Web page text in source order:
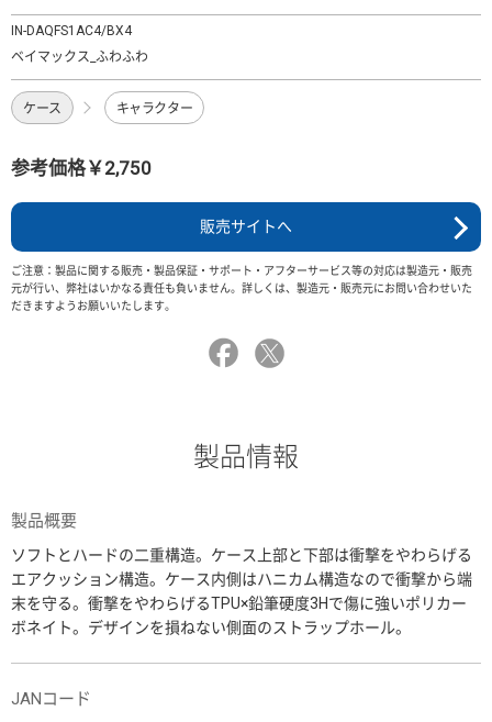
IN-DAQFS1AC4/BX4
ベイマックス_ふわふわ
ケース キャラクター
参考価格￥2,750
販売サイトへ
ご注意：製品に関する販売・製品保証・サポート・アフターサービス等の対応は製造元・販売
元が行い、弊社はいかなる責任も負いません。詳しくは、製造元・販売元にお問い合わせいた
だきますようお願いいたします。
製品情報
製品概要
ソフトとハードの二重構造。ケース上部と下部は衝撃をやわらげる
エアクッション構造。ケース内側はハニカム構造なので衝撃から端
末を守る。衝撃をやわらげるTPU×鉛筆硬度3Hで傷に強いポリカー
ボネイト。デザインを損ねない側面のストラップホール。
JANコード